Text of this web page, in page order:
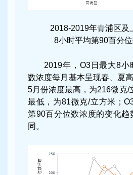
2018-2019年青浦区及
8小时平均第90百分
2019年，O3日最大8小
数浓度每月基本呈现春、夏
5月份浓度最高，为216微克/
最低，为81微克/立方米；
第90百分位数浓度的变化趋
同。